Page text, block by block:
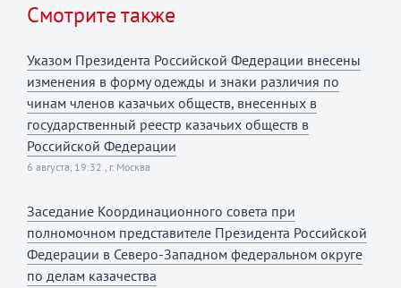
Смотрите также
Указом Президента Российской Федерации внесены
изменения в форму одежды и знаки различия по
чинам членов казачьих обществ, внесенных в
государственный реестр казачьих обществ в
Российской Федерации
6 августа, 19:32 , г. Москва
Заседание Координационного совета при
полномочном представителе Президента Российской
Федерации в Северо-Западном федеральном округе
по делам казачества